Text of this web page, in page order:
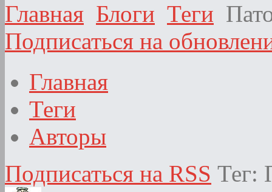
Главная Блоги Теги
Подписаться на
Главная
Теги
Авторы
Подписаться на RSS Тег: